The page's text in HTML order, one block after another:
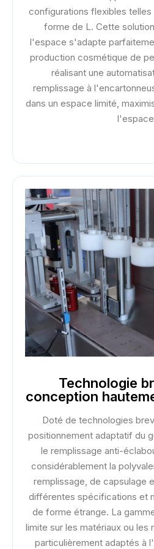
configurations flexibles
forme de L. Cette
l'espace s'adapte
production cosmétique de
réalisant une
remplissage à
dans un espace limité,
Technologie
conception
Doté de technologies
positionnement adaptatif du
le remplissage anti-
considérablement la
remplissage, de capsulage
différentes spécifications et
de forme étrange. La
limite sur les matériaux ou les
particulièrement adaptés à